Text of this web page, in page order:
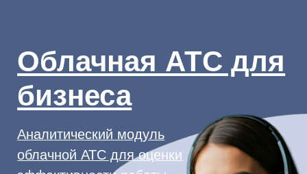
Аналитический модуль
облачной АТС для оценки
эффективности работы
сотрудников